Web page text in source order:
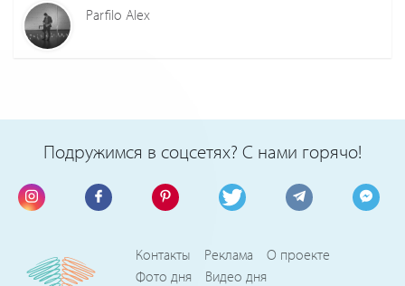
Parfilo Alex
Подружимся в соцсетях? С нами горячо!
Контакты Реклама
О проекте
Фото дня
Видео дня